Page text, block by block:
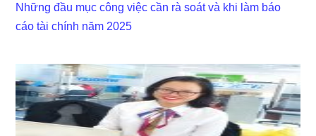
Những đầu mục công việc cần rà soát và khi làm báo
cáo tài chính năm 2025